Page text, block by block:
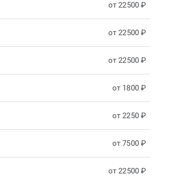
от 22500 ₽
от 22500 ₽
от 22500 ₽
от 1800 ₽
от 2250 ₽
от 7500 ₽
от 22500 ₽